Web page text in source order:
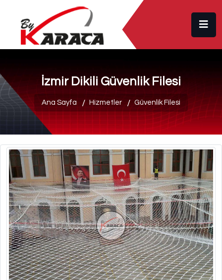
İzmir Dikili Güvenlik Filesi
Ana Sayfa Hizmetler Güvenlik Filesi